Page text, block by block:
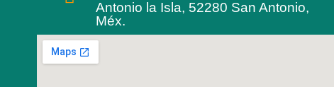
Antonio la Isla, 52280 San Antonio,
Méx.